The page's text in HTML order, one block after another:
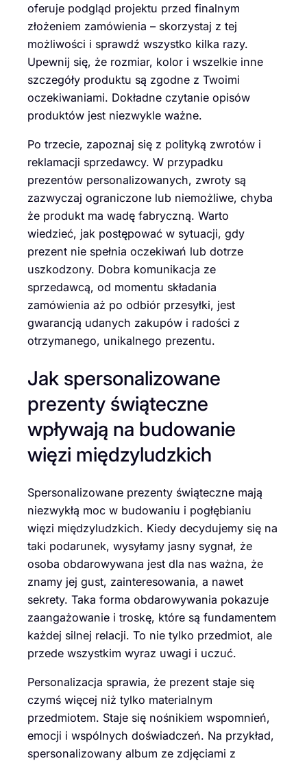
oferuje podgląd projektu przed finalnym
złożeniem zamówienia – skorzystaj z tej
możliwości i sprawdź wszystko kilka razy.
Upewnij się, że rozmiar, kolor i wszelkie inne
szczegóły produktu są zgodne z Twoimi
oczekiwaniami. Dokładne czytanie opisów
produktów jest niezwykle ważne.
Po trzecie, zapoznaj się z polityką zwrotów i
reklamacji sprzedawcy. W przypadku
prezentów personalizowanych, zwroty są
zazwyczaj ograniczone lub niemożliwe, chyba
że produkt ma wadę fabryczną. Warto
wiedzieć, jak postępować w sytuacji, gdy
prezent nie spełnia oczekiwań lub dotrze
uszkodzony. Dobra komunikacja ze
sprzedawcą, od momentu składania
zamówienia aż po odbiór przesyłki, jest
gwarancją udanych zakupów i radości z
otrzymanego, unikalnego prezentu.
Jak spersonalizowane
prezenty świąteczne
wpływają na budowanie
więzi międzyludzkich
Spersonalizowane prezenty świąteczne mają
niezwykłą moc w budowaniu i pogłębianiu
więzi międzyludzkich. Kiedy decydujemy się na
taki podarunek, wysyłamy jasny sygnał, że
osoba obdarowywana jest dla nas ważna, że
znamy jej gust, zainteresowania, a nawet
sekrety. Taka forma obdarowywania pokazuje
zaangażowanie i troskę, które są fundamentem
każdej silnej relacji. To nie tylko przedmiot, ale
przede wszystkim wyraz uwagi i uczuć.
Personalizacja sprawia, że prezent staje się
czymś więcej niż tylko materialnym
przedmiotem. Staje się nośnikiem wspomnień,
emocji i wspólnych doświadczeń. Na przykład,
spersonalizowany album ze zdjęciami z